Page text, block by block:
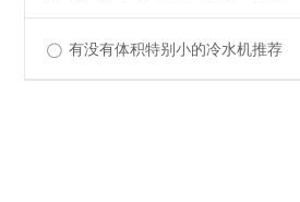
有没有体积特别小的冷水机推荐